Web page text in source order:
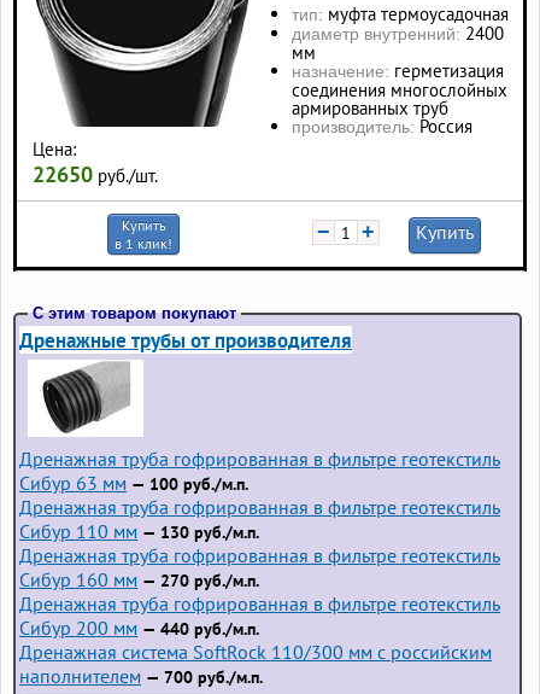
Цена:
22650 руб./шт.
тип: муфта термоусадочная
диаметр внутренний: 2400
мм
назначение: герметизация
соединения многослойных
армированных труб
производитель: Россия
Купить
в 1 клик!
− + Купить
С этим товаром покупают
Дренажные трубы от производителя
Дренажная труба гофрированная в фильтре геотекстиль
Сибур 63 мм — 100 руб./м.п.
Дренажная труба гофрированная в фильтре геотекстиль
Сибур 110 мм — 130 руб./м.п.
Дренажная труба гофрированная в фильтре геотекстиль
Сибур 160 мм — 270 руб./м.п.
Дренажная труба гофрированная в фильтре геотекстиль
Сибур 200 мм — 440 руб./м.п.
Дренажная система SoftRock 110/300 мм с российским
наполнителем — 700 руб./м.п.